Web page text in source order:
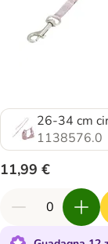
26-34 cm
1138576.0
11,99 €